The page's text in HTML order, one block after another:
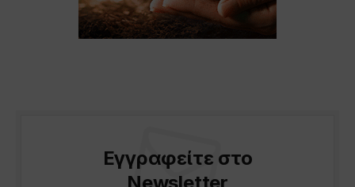
Εγγραφείτε στο